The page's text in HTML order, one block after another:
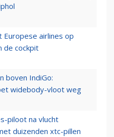
Europese airlines op
de cockpit
boven IndiGo:
widebody-vloot weg
piloot na vlucht
duizenden xtc-pillen